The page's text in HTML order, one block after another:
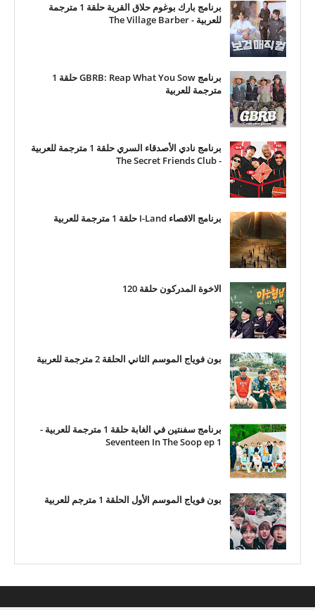
برنامج بارك بوغوم حلاق القرية حلقة 1 مترجمة
للعربية - The Village Barber
برنامج GBRB: Reap What You Sow حلقة 1
مترجمة للعربية
برنامج نادي الأصدقاء السري حلقة 1 مترجمة للعربية
- The Secret Friends Club
برنامج الاقصاء I-Land حلقة 1 مترجمة للعربية
الاخوة المدركون حلقة 120
بون فوياج الموسم الثاني الحلقة 2 مترجمة للعربية
برنامج سفنتين في الغابة حلقة 1 مترجمة للعربية -
Seventeen In The Soop ep 1
بون فوياج الموسم الأول الحلقة 1 مترجم للعربية